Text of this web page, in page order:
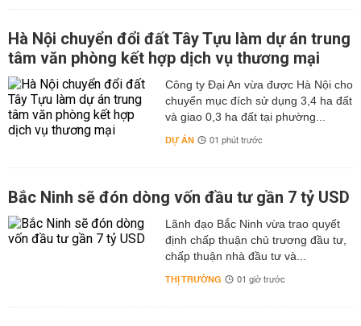
Hà Nội chuyển đổi đất Tây Tựu làm dự án trung
tâm văn phòng kết hợp dịch vụ thương mại
Công ty Đại An vừa được Hà Nội cho
chuyển mục đích sử dụng 3,4 ha đất
và giao 0,3 ha đất tại phường...
DỰ ÁN 01 phút trước
Bắc Ninh sẽ đón dòng vốn đầu tư gần 7 tỷ USD
Lãnh đạo Bắc Ninh vừa trao quyết
định chấp thuận chủ trương đầu tư,
chấp thuận nhà đầu tư và...
THỊ TRƯỜNG 01 giờ trước